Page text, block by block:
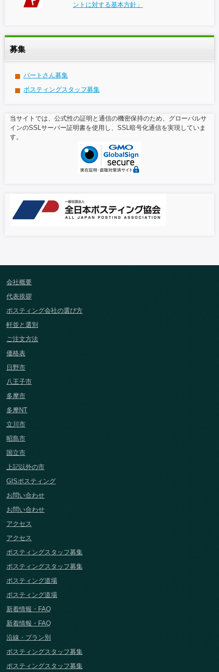
ントに対する基本方針」
募集
パートさん募集
ポスティングスタッフ募集
当サイトでは、公式性の証明と通信の機密保持のため、グローバルサ
インのSSLサーバー証明書を使用し、SSL暗号化通信を実現していま
す。
会社概要
代表挨拶
ポスティング会社の選び方
軒並と選別
ご注文方法
価格表
日野市
八王子市
多摩市
多摩NT
立川市
昭島市
国立市
上記以外の市
GISポスティング
お問い合わせ
お問い合わせ
アクセス
アクセス
ポスティングスタッフ募集
ポスティングスタッフ募集
ポスティング道場
ポスティング道場
新着情報・FAQ
新着情報・FAQ
沿線・プラン別
ポスティングスタッフ募集
ポスティングスタッフ募集